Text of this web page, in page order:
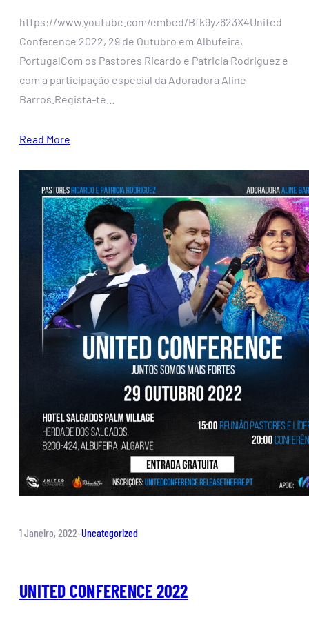
https://www.youtube.com/embed/Bfk9yz623X4United
Conference 2022, 29 de Outubro em Albufeira,
PortugalCom os Pastores Ricardo e Patricia Rodriguez e
com a participação especial da Adoradora Aline
Barros.Regista-te…
Read More
1 Janeiro, 2022–Uncategorized
UNITED CONFERENCE 2022